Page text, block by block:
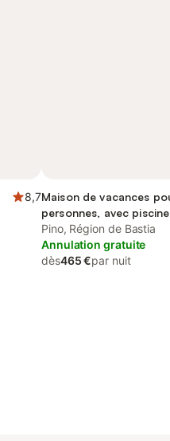
8,7Maison de vacances
personnes, avec
terrasse et vue
Pino, Région de Bastia
Annulation gratuite
dès465 €par nuit